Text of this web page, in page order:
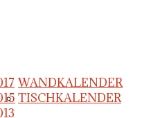
WANDKALENDER
TISCHKALENDER